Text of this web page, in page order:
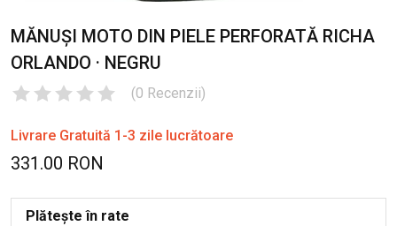
MĂNUȘI MOTO DIN PIELE PERFORATĂ RICHA
ORLANDO · NEGRU
(0 Recenzii)
Livrare Gratuită 1-3 zile lucrătoare
331.00 RON
Plătește în rate